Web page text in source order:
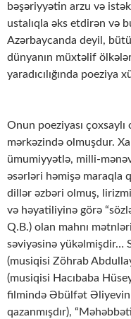
bəşəriyyətin arzu və
ustalıqla əks etdirən və
Azərbaycanda deyil,
dünyanın müxtəlif
yaradıcılığında poeziya
Onun poeziyası
mərkəzində olmuşdur.
ümumiyyətlə, milli-
əsərləri həmişə maraqla
dillər əzbəri olmuş,
və həyatiliyinə görə
Q.B.) olan mahnı
səviyəsinə yükəlmişdir…
(musiqisi Zöhrab
(musiqisi Hacıbaba
filmində Əbülfət Əliyevin
qazanmışdır),